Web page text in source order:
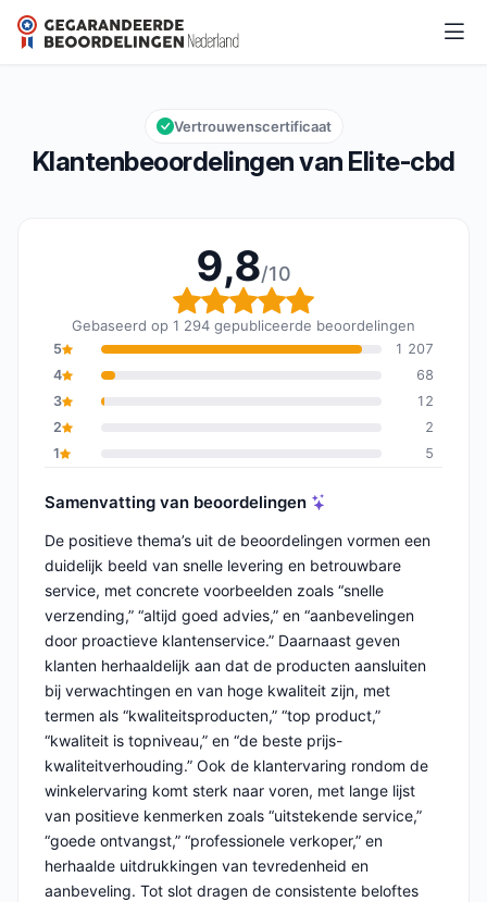
Elite-cbd
Algemene beoordeling: 9,8 van 10
9,8/10
Klantenbeoordelingen van Elite-cbd
Vertrouwenscertificaat
9,8/10
Algemene beoordeling:
Gebaseerd op 1 294 gepubliceerde beoordelingen
5
1 207
4
68
3
12
2
2
1
5
Samenvatting van beoordelingen
De positieve thema’s uit de beoordelingen vormen een
duidelijk beeld van snelle levering en betrouwbare
service, met concrete voorbeelden zoals “snelle
verzending,” “altijd goed advies,” en “aanbevelingen
door proactieve klantenservice.” Daarnaast geven
klanten herhaaldelijk aan dat de producten aansluiten
bij verwachtingen en van hoge kwaliteit zijn, met
termen als “kwaliteitsproducten,” “top product,”
“kwaliteit is topniveau,” en “de beste prijs-
kwaliteitverhouding.” Ook de klantervaring rondom de
winkelervaring komt sterk naar voren, met lange lijst
van positieve kenmerken zoals “uitstekende service,”
“goede ontvangst,” “professionele verkoper,” en
herhaalde uitdrukkingen van tevredenheid en
aanbeveling. Tot slot dragen de consistente beloftes